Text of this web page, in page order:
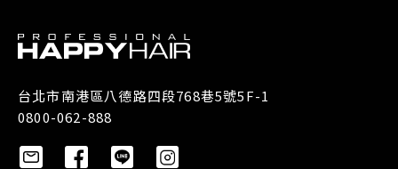
台北市南港區八德路四段768巷5號5F-1
0800-062-888